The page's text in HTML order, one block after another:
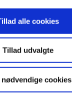
alle cookies
Tillad udvalgte
nødvendige cookies